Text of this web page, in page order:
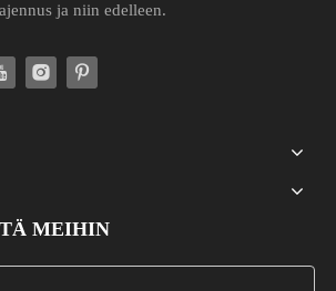
ja niin edelleen.
MEIHIN